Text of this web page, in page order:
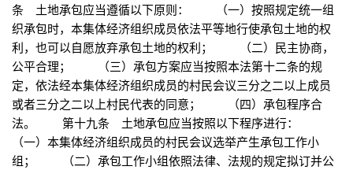
条 土地承包应当遵循以下原则： （一）按照规定统一组
织承包时，本集体经济组织成员依法平等地行使承包土地的权
利，也可以自愿放弃承包土地的权利； （二）民主协商，
公平合理； （三）承包方案应当按照本法第十二条的规
定，依法经本集体经济组织成员的村民会议三分之二以上成员
或者三分之二以上村民代表的同意； （四）承包程序合
法。 第十九条 土地承包应当按照以下程序进行：
（一）本集体经济组织成员的村民会议选举产生承包工作小
组； （二）承包工作小组依照法律、法规的规定拟订并公